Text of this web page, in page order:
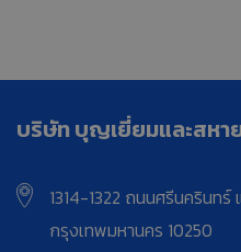
บริษัท บุญเยี่ยมและสหา
1314-1322 ถนนศรีนครินท
กรุงเทพมหานคร 10250